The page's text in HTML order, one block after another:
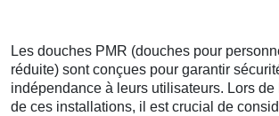
Les douches PMR (douches pour
réduite) sont conçues pour garantir
indépendance à leurs utilisateurs. Lors
de ces installations, il est crucial de